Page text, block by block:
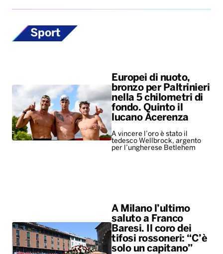
Sport
Europei di nuoto,
bronzo per Paltrinieri
nella 5 chilometri di
fondo. Quinto il
lucano Acerenza
A vincere l’oro è stato il
tedesco Wellbrock, argento
per l’ungherese Betlehem
A Milano l’ultimo
saluto a Franco
Baresi. Il coro dei
tifosi rossoneri: “C’è
solo un capitano”